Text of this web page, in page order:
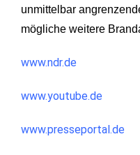
unmittelbar
mögliche weitere
www.ndr.de
www.youtube.de
www.presseportal.de